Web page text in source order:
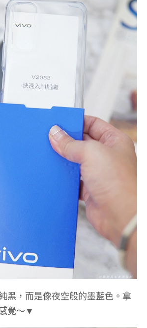
黑，而是像夜空般的墨藍色。拿
覺～▼